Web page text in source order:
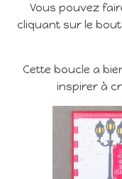
Vous pouvez
cliquant sur le
Cette boucle a
inspirer à